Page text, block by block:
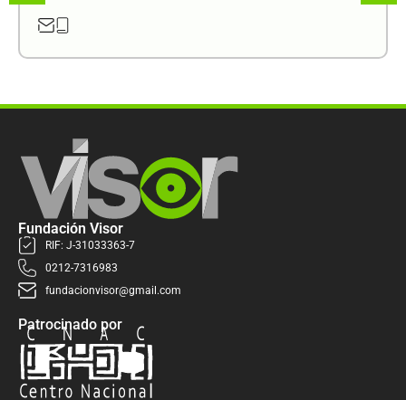
Fundación Visor
RIF: J-31033363-7
0212-7316983
fundacionvisor@gmail.com
Patrocinado por